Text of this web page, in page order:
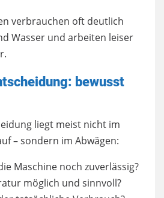
verbrauchen oft deutlich
Wasser und arbeiten leiser
bewusst
liegt meist nicht im
– sondern im Abwägen:
Maschine noch zuverlässig?
möglich und sinnvoll?